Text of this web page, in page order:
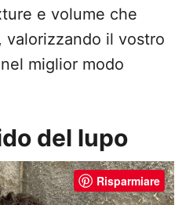
e volume che
valorizzando il vostro
nel miglior modo
del lupo
Risparmiare